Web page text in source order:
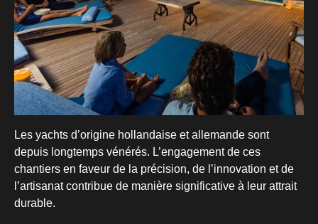
Les yachts d’origine hollandaise et allemande sont
depuis longtemps vénérés. L’engagement de ces
chantiers en faveur de la précision, de l’innovation et de
l’artisanat contribue de manière significative à leur attrait
durable.